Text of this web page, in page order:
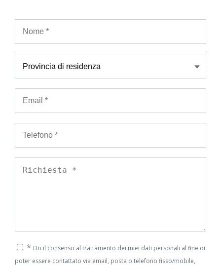
* Do il consenso al trattamento dei miei dati personali al fine di
poter essere contattato via email, posta o telefono fisso/mobile,